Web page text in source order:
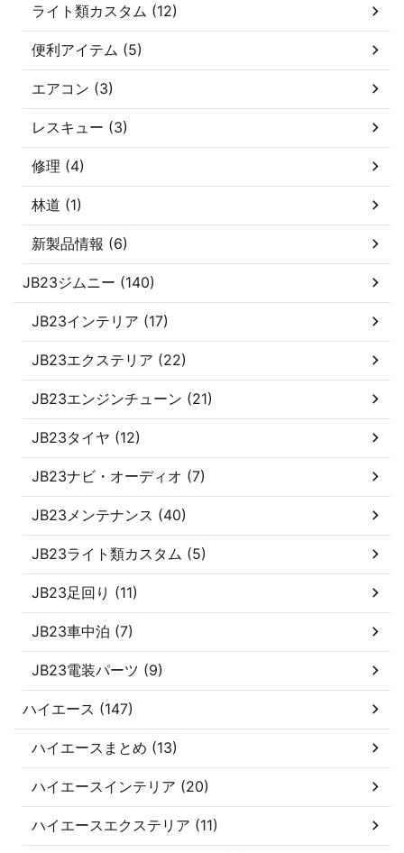
ライト類カスタム (12)
便利アイテム (5)
エアコン (3)
レスキュー (3)
修理 (4)
林道 (1)
新製品情報 (6)
JB23ジムニー (140)
JB23インテリア (17)
JB23エクステリア (22)
JB23エンジンチューン (21)
JB23タイヤ (12)
JB23ナビ・オーディオ (7)
JB23メンテナンス (40)
JB23ライト類カスタム (5)
JB23足回り (11)
JB23車中泊 (7)
JB23電装パーツ (9)
ハイエース (147)
ハイエースまとめ (13)
ハイエースインテリア (20)
ハイエースエクステリア (11)